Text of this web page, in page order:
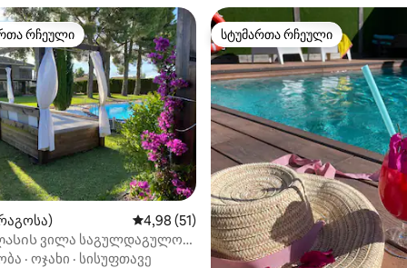
რჩეული მოწინავე ვარიანტი
რჩეული
საშუალო შეფასებაა 5‑დან 4,98, 51
4,98 (51)
ვილა საგულდაგულოდ
აუზით
· ოჯახი · სისუფთავე
სტუმართა რჩეული
სტუმართა რჩეული